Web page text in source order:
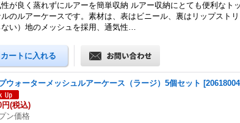
が良く蒸れずにルアーを簡単収納 ルアー収納にとても便利なト
ルのルアーケースです。素材は、表はビニール、裏はリップスト
ない）地のメッシュを採用、通気性…
ウォーターメッシュルアーケース（ラージ）5個セット [20618004
円(税込)
ン価格